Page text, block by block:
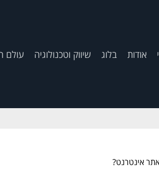
אודות בלוג שיווק וטכנולוגיה עולם
אינטרנט?